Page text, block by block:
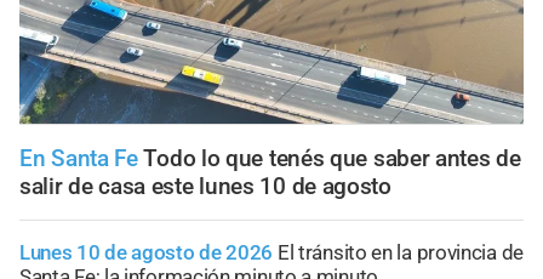
En Santa FeTodo lo que tenés que saber antes de
salir de casa este lunes 10 de agosto
Lunes 10 de agosto de 2026 El tránsito en la provincia de